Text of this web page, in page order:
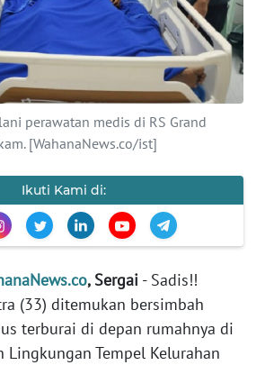
perawatan medis di RS Grand
[WahanaNews.co/ist]
Ikuti Kami di:
, Sergai - Sadis!!
(33) ditemukan bersimbah
terburai di depan rumahnya di
Lingkungan Tempel Kelurahan